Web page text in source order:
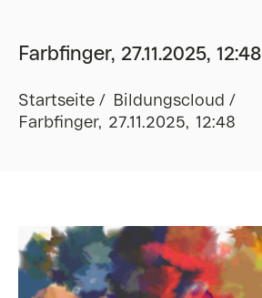
Farbfinger, 27.11.2025, 12:48
Startseite
Bildungscloud
Farbfinger, 27.11.2025, 12:48